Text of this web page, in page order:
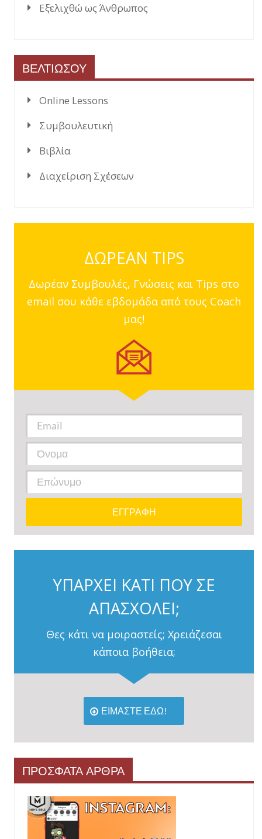
Εξελιχθώ ως Άνθρωπος
ΒΕΛΤΙΩΣΟΥ
Online Lessons
Συμβουλευτική
Βιβλία
Διαχείριση Σχέσεων
ΔΩΡΕΑΝ TIPS
Δωρέαν Συμβουλές, Γνώσεις και Tips στο
email σου κάθε εβδομάδα από τους Coach
μας!
ΥΠΑΡΧΕΙ ΚΑΤΙ ΠΟΥ ΣΕ
ΑΠΑΣΧΟΛΕΙ;
Θες κάτι να μοιραστείς; Χρειάζεσαι
κάποια βοήθεια;
ΕΙΜΑΣΤΕ ΕΔΩ!
ΠΡΟΣΦΑΤΑ ΑΡΘΡΑ